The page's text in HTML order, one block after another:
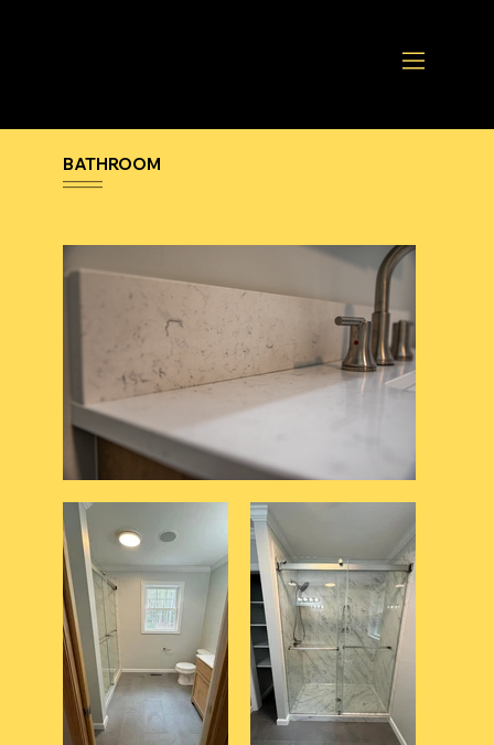
BATHROOM
••••••••••••••••••
••••••••••••••••••